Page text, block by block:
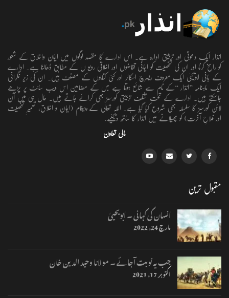
انذار ایک دعوتی اور تربیتی ادارہ ہے۔ اس ادارے کا مقصد لوگوں میں ایمان واخلاق کے شعور
کو راسخ کرنا اور ان کی شخصیت کو ایمانی تقاضوں اور اخلاقی رویو ں کے مطابق ڈھالنا ہے۔ ادارے
کے بانی ابویحییٰ ایک معروف ریسرچ اسکالر اور کئی کتابوں کے مصنف ہیں۔ ان کی زیر نگرانی
ایک ماہنامہ ’’انذار ‘‘کے نام سے شائع ہوتا ہے جس کے مضامین اس ویب سائٹ پر پڑھے
جاسکتے ہیں۔ ادارے کے تحت مختلف تربیتی کورسز بھی کرائے جاتے ہیں۔ حال ہی میں آن
لائن کورسز کا سلسلہ بھی شروع کیا گیا ہے۔ اللہ تعالٰی کے پیغام (ایمان و اخلاق، تعمیرِ شخصیت
اور فلاحِ آخرت) کو پھیلانے میں انذار کا ساتھ دیجئیے.
مالی تعاون
مقبول ترین
انسان کی کہانی ۔ ابویحییٰ
مارچ 24, 2022
جب یہ نوبت آجائے ۔ مولانا وحید الدین خان
اکتوبر 17, 2021